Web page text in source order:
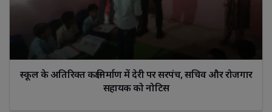
स्कूल के अतिरिक्त कक्ष निर्माण में देरी पर सरपंच, सचिव और रोजगार
सहायक को नोटिस